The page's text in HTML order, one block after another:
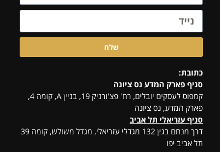
שלח
כתובת:
סניף פארק המדע נס ציונה
קמפוס לעסקים יובלים, רח' פצ'ורניק 19, בניין A, קומה 4,
פארק המדע, נס ציונה
סניף עזריאלי תל אביב
דרך מנחם בגין 132 מגדלי עזריאלי, מגדל משולש, קומה 39
תל אביב יפו